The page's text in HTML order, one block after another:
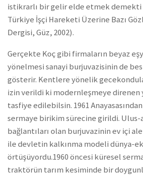
istikrarlı bir gelir elde etmek
Türkiye İşçi Hareketi Üzerine Bazı
Dergisi, Güz, 2002).
Gerçekte Koç gibi firmaların beyaz
yönelmesi sanayi burjuvazisinin de
gösterir. Kentlere yönelik
izin verildi ki modernleşmeye
tasfiye edilebilsin. 1961
sermaye birikim sürecine girildi. Ulus-
bağlantıları olan burjuvazinin ev içi
ile devletin kalkınma modeli dünya-
örtüşüyordu.1960 öncesi küresel
traktörün tarım kesiminde bir